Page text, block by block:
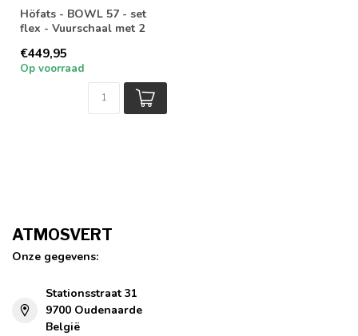
Höfats - BOWL 57 - set
flex - Vuurschaal met 2
€449,95
Op voorraad
ATMOSVERT
Onze gegevens:
Stationsstraat 31
9700 Oudenaarde
België